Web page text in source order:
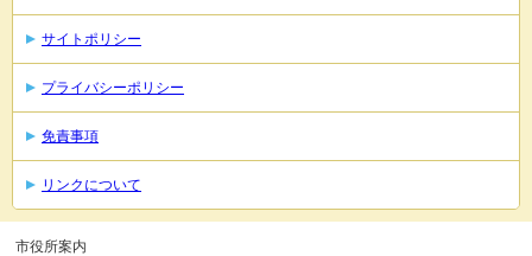
サイトポリシー
プライバシーポリシー
免責事項
リンクについて
市役所案内